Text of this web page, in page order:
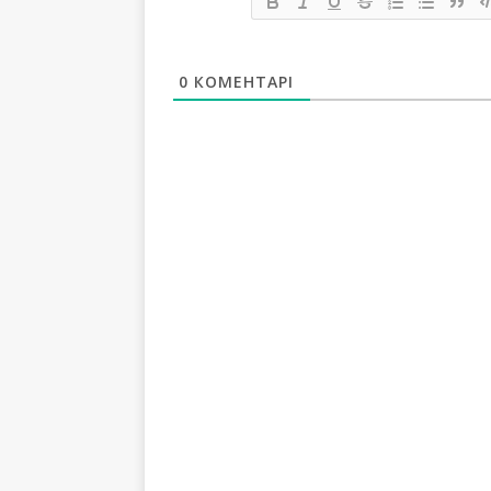
0 КОМЕНТАРІ